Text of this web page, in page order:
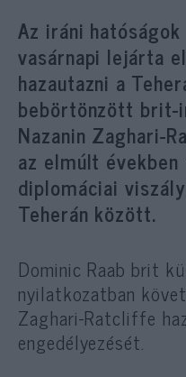
Az iráni
vasárnapi lejárta
hazautazni a
bebörtönzött brit-
Nazanin Zaghari-
az elmúlt
diplomáciai
Teherán között.
Dominic Raab brit
nyilatkozatban
Zaghari-Ratcliffe
engedélyezését.